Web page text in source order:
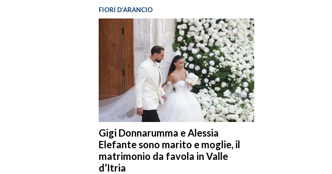
FIORI D’ARANCIO
Gigi Donnarumma e Alessia
Elefante sono marito e moglie, il
matrimonio da favola in Valle
d’Itria